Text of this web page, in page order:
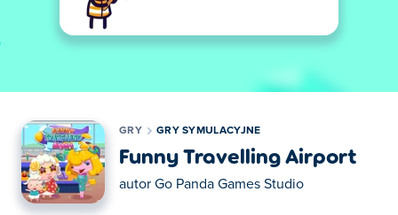
GRY GRY SYMULACYJNE
Funny Travelling Airport
autor Go Panda Games Studio